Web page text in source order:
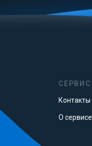
СЕРВИС
Контакты
О сервисе